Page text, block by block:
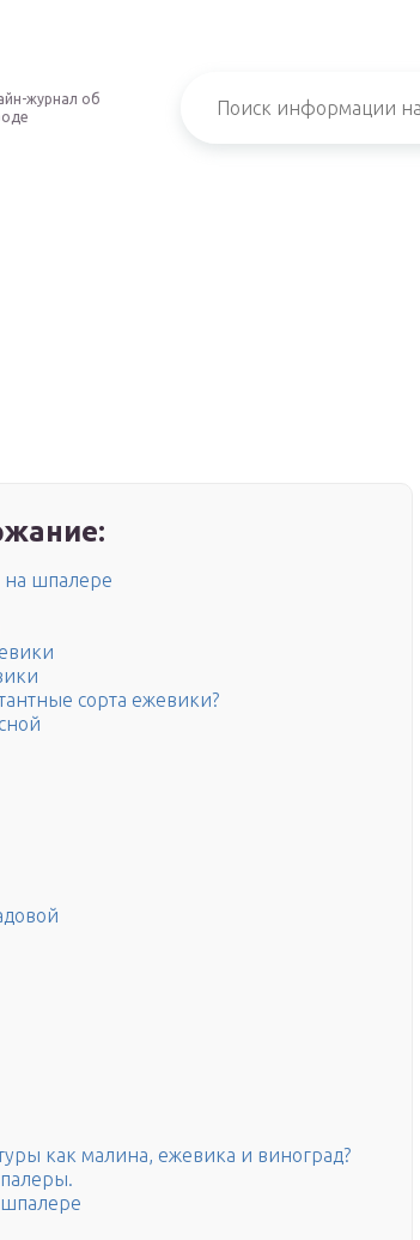
журнал об
шпалере
сорта ежевики?
как малина, ежевика и виноград?
шпалере